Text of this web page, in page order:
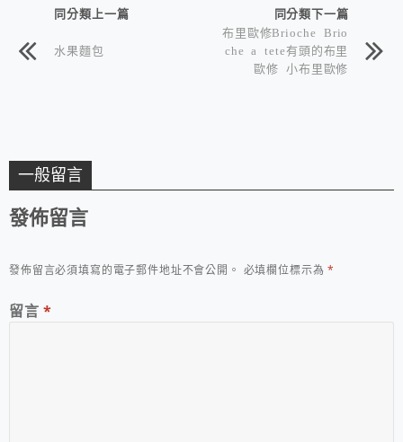
同分類上一篇
水果麵包
同分類下一篇
布里歐修Brioche Brio
che a tete有頭的布里
歐修 小布里歐修
一般留言
發佈留言
發佈留言必須填寫的電子郵件地址不會公開。 必填欄位標示為*
留言 *